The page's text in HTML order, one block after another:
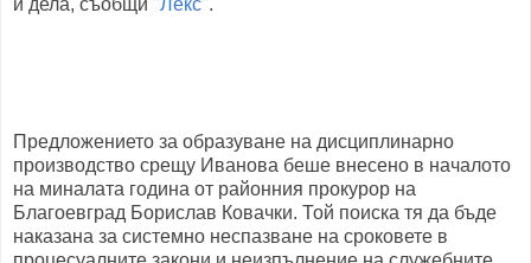
Предложението за образуване на дисциплинарно
производство срещу Иванова беше внесено в началото
на миналата година от районния прокурор на
Благоевград Борислав Ковачки. Той поиска тя да бъде
наказана за системно неспазване на сроковете в